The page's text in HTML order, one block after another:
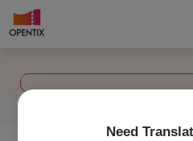
Need